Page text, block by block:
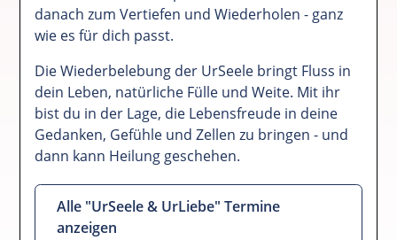
danach zum Vertiefen und Wiederholen - ganz
wie es für dich passt.
Die Wiederbelebung der UrSeele bringt Fluss in
dein Leben, natürliche Fülle und Weite. Mit ihr
bist du in der Lage, die Lebensfreude in deine
Gedanken, Gefühle und Zellen zu bringen - und
dann kann Heilung geschehen.
Alle "UrSeele & UrLiebe" Termine
anzeigen